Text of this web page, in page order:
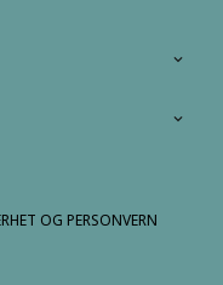
OG PERSONVERN